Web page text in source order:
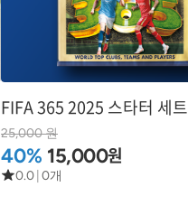
FIFA 365 2025 스타터 세트
25,000 원
40% 15,000원
0.0 0개